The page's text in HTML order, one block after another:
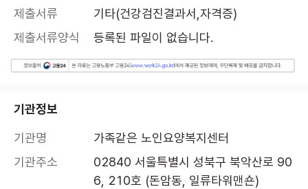
제출서류
기타(건강검진결과서,자격증)
제출서류양식
등록된 파일이 없습니다.
기관정보
기관명
가족같은 노인요양복지센터
기관주소
02840 서울특별시 성북구 북악산로 90
6, 210호 (돈암동, 일류타워맨숀)